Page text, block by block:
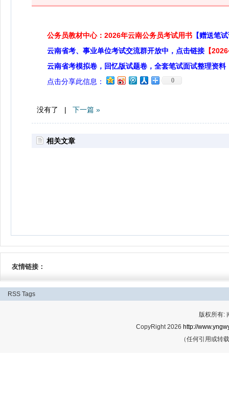
公务员教材中心：2026年云南公务员考试用书 【赠送笔
云南省考、事业单位考试交流群开放中，点击链接 【
云南省考模拟卷，回忆版试题卷，全套笔试面试整理资料
点击分享此信息：
0
没有了 | 下一篇 »
相关文章
友情链接：
RSS Tags
版权所有:
CopyRight 2026 http://
（任何引用或转